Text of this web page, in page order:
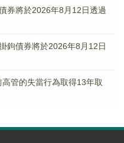
券將於2026年8月12日透過
鉤債券將於2026年8月12日
管的失當行為取得13年取